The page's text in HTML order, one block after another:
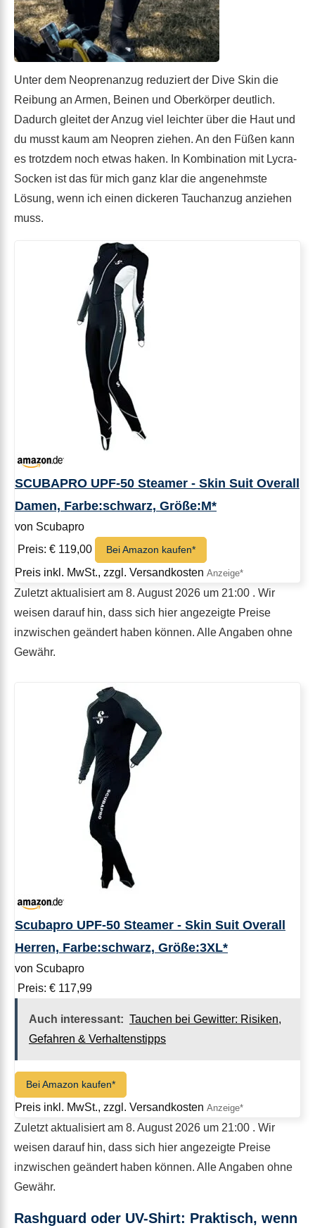
Unter dem Neoprenanzug reduziert der Dive Skin die
Reibung an Armen, Beinen und Oberkörper deutlich.
Dadurch gleitet der Anzug viel leichter über die Haut und
du musst kaum am Neopren ziehen. An den Füßen kann
es trotzdem noch etwas haken. In Kombination mit Lycra-
Socken ist das für mich ganz klar die angenehmste
Lösung, wenn ich einen dickeren Tauchanzug anziehen
muss.
SCUBAPRO UPF-50 Steamer - Skin Suit Overall
Damen, Farbe:schwarz, Größe:M*
von Scubapro
Preis: € 119,00
Bei Amazon kaufen*
Preis inkl. MwSt., zzgl. Versandkosten
Zuletzt aktualisiert am 8. August 2026 um 21:00 . Wir
weisen darauf hin, dass sich hier angezeigte Preise
inzwischen geändert haben können. Alle Angaben ohne
Gewähr.
Scubapro UPF-50 Steamer - Skin Suit Overall
Herren, Farbe:schwarz, Größe:3XL*
von Scubapro
Preis: € 117,99
Auch interessant: Tauchen bei Gewitter: Risiken,
Gefahren & Verhaltenstipps
Bei Amazon kaufen*
Preis inkl. MwSt., zzgl. Versandkosten
Zuletzt aktualisiert am 8. August 2026 um 21:00 . Wir
weisen darauf hin, dass sich hier angezeigte Preise
inzwischen geändert haben können. Alle Angaben ohne
Gewähr.
Rashguard oder UV-Shirt: Praktisch, wenn